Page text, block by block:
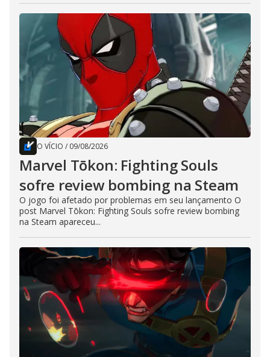
O VÍCIO / 09/08/2026
Marvel Tōkon: Fighting Souls
sofre review bombing na Steam
O jogo foi afetado por problemas em seu lançamento O
post Marvel Tōkon: Fighting Souls sofre review bombing
na Steam apareceu...